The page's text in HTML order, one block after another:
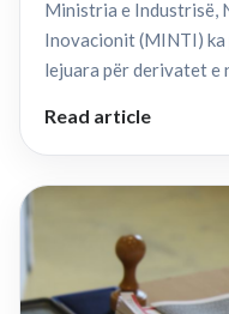
Ministria e Industrisë,
Inovacionit (MINTI) ka
lejuara për derivatet e
Read article